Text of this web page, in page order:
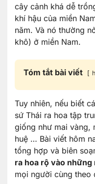
cây cảnh khá dễ
khí hậu của miền
năm. Và nó thường
khô) ở miền Nam.
Tóm tắt bài viết
Tuy nhiên, nếu biết
sứ Thái ra hoa tập
giống như mai vàng,
huệ … Bài viết hôm
tổng hợp và biên
ra hoa rộ vào
mọi người cùng theo